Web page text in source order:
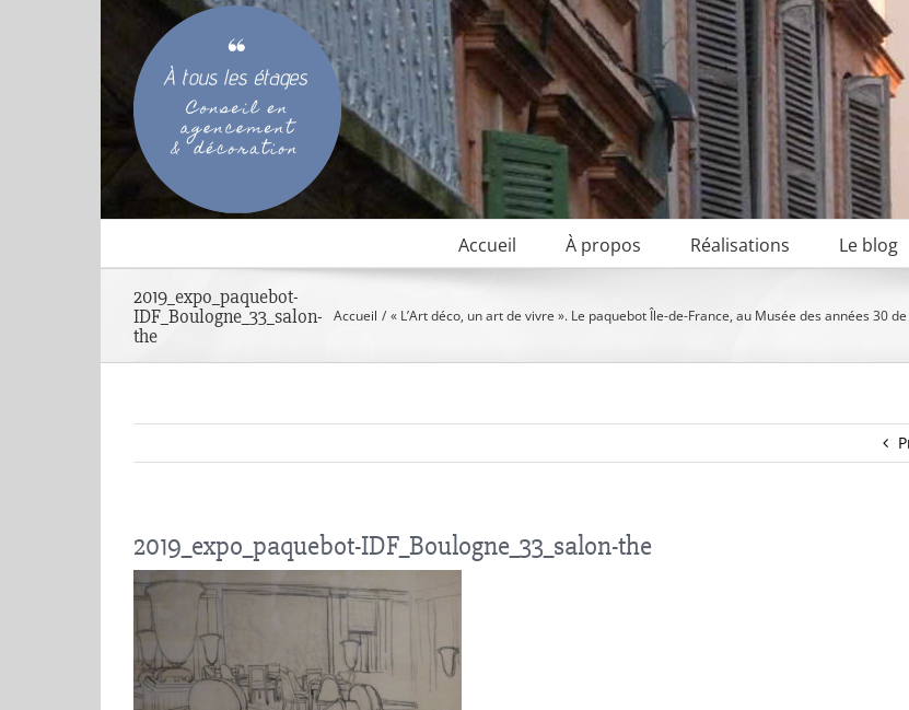
Accueil À propos Réalisations Le blog
2019_expo_paquebot-
IDF_Boulogne_33_salon-
the
Accueil « L’Art déco, un art de vivre ». Le paquebot Île-de-France, au Musée des années 30
2019_expo_paquebot-IDF_Boulogne_33_salon-the